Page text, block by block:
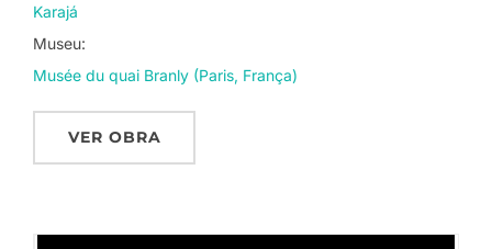
Karajá
Museu:
Musée du quai Branly (Paris, França)
VER OBRA